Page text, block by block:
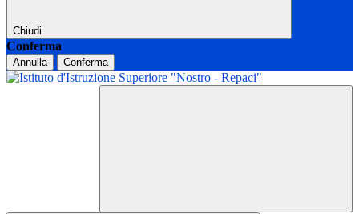
Chiudi
Conferma
Annulla Conferma